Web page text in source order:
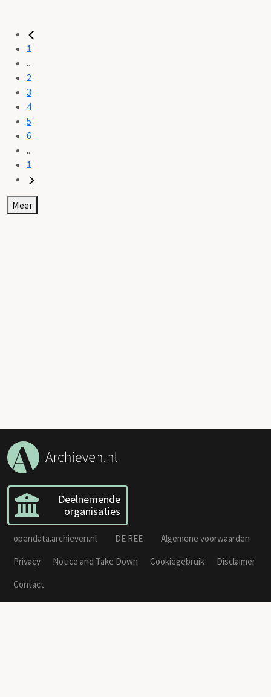
1
...
2
3
4
5
6
...
1
Meer
Deelnemende
organisaties
opendata.archieven.nl DE REE
Algemene voorwaarden
Privacy
Notice and Take Down Cookiegebruik
Disclaimer
Contact